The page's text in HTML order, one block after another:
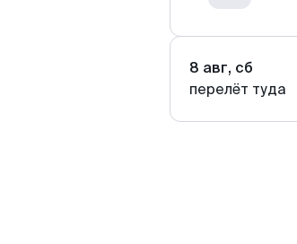
8 авг, сб
перелёт туда